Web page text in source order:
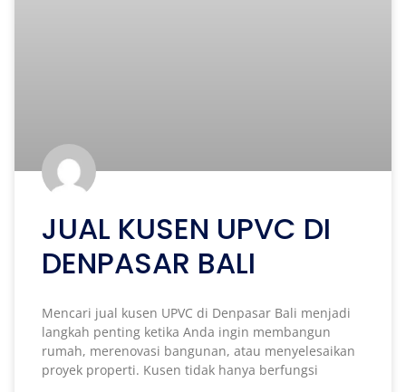
JUAL KUSEN UPVC DI
DENPASAR BALI
Mencari jual kusen UPVC di Denpasar Bali menjadi
langkah penting ketika Anda ingin membangun
rumah, merenovasi bangunan, atau menyelesaikan
proyek properti. Kusen tidak hanya berfungsi